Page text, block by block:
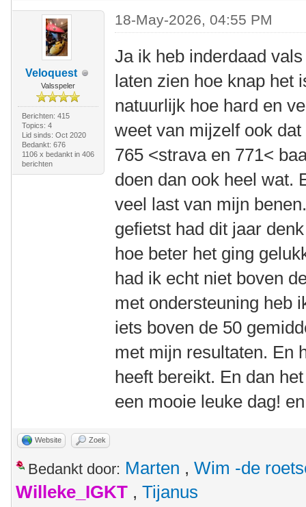
Veloquest
Valsspeler
Berichten: 415
Topics: 4
Lid sinds: Oct 2020
Bedankt: 676
1106 x bedankt in 406
berichten
18-May-2026, 04:55 PM
Ja ik heb inderdaad
laten zien hoe knap het
natuurlijk hoe hard en
weet van mijzelf ook
765 <strava en 771<
doen dan ook heel wat.
veel last van mijn
gefietst had dit jaar
hoe beter het ging
had ik echt niet boven
met ondersteuning heb
iets boven de 50
met mijn resultaten. En
heeft bereikt. En dan
een mooie leuke dag!
Website Zoek
Bedankt door: Marten , Wim -de
Willeke_IGKT , Tijanus